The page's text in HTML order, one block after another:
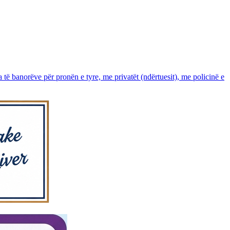
banorëve për pronën e tyre, me privatët (ndërtuesit), me policinë e